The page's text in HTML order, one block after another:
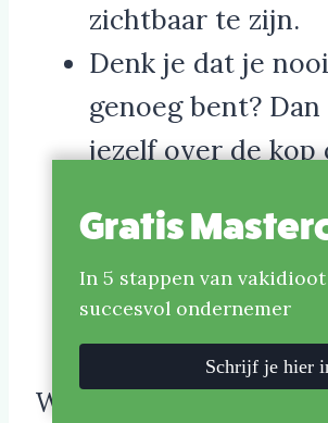
zichtbaar te zijn.
Denk je dat je
genoeg bent?
jezelf over de kop
Voel je je niet
Dan laat je klanten
jouw grenzen gaan.
Wat je vroeger hebt
Gratis
In 5 stappen van
succesvol ondernemer
Schrijf je hier